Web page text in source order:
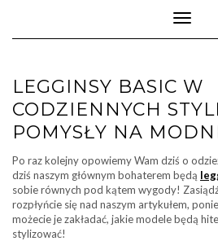
Toggle
LEGGINSY BASIC W
CODZIENNYCH
POMYSŁY NA
Po raz kolejny opowiemy Wam dziś o
dziś naszym głównym bohaterem będą
sobie równych pod kątem wygody!
rozpłyńcie się nad naszym artykułem,
możecie je zakładać, jakie modele będą
stylizować!